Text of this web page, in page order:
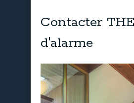
Contacter
d'alarme